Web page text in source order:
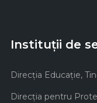
Instituții de
Direcţia Educaţie,
Direcţia pentru